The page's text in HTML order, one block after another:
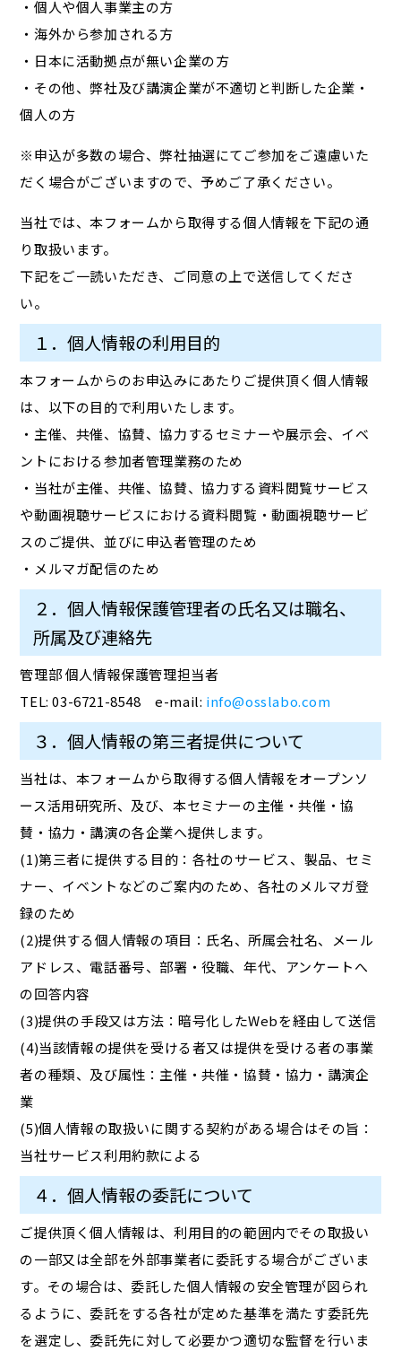
・個人や個人事業主の方
・海外から参加される方
・日本に活動拠点が無い企業の方
・その他、弊社及び講演企業が不適切と判断した企業・
個人の方
※申込が多数の場合、弊社抽選にてご参加をご遠慮いた
だく場合がございますので、予めご了承ください。
当社では、本フォームから取得する個人情報を下記の通
り取扱います。
下記をご一読いただき、ご同意の上で送信してくださ
い。
１．個人情報の利用目的
本フォームからのお申込みにあたりご提供頂く個人情報
は、以下の目的で利用いたします。
・主催、共催、協賛、協力するセミナーや展示会、イベ
ントにおける参加者管理業務のため
・当社が主催、共催、協賛、協力する資料閲覧サービス
や動画視聴サービスにおける資料閲覧・動画視聴サービ
スのご提供、並びに申込者管理のため
・メルマガ配信のため
２．個人情報保護管理者の氏名又は職名、
所属及び連絡先
管理部 個人情報保護管理担当者
TEL: 03-6721-8548 e-mail: info@osslabo.com
３．個人情報の第三者提供について
当社は、本フォームから取得する個人情報をオープンソ
ース活用研究所、及び、本セミナーの主催・共催・協
賛・協力・講演の各企業へ提供します。
(1)第三者に提供する目的：各社のサービス、製品、セミ
ナー、イベントなどのご案内のため、各社のメルマガ登
録のため
(2)提供する個人情報の項目：氏名、所属会社名、メール
アドレス、電話番号、部署・役職、年代、アンケートへ
の回答内容
(3)提供の手段又は方法：暗号化したWebを経由して送信
(4)当該情報の提供を受ける者又は提供を受ける者の事業
者の種類、及び属性：主催・共催・協賛・協力・講演企
業
(5)個人情報の取扱いに関する契約がある場合はその旨：
当社サービス利用約款による
４．個人情報の委託について
ご提供頂く個人情報は、利用目的の範囲内でその取扱い
の一部又は全部を外部事業者に委託する場合がございま
す。その場合は、委託した個人情報の安全管理が図られ
るように、委託をする各社が定めた基準を満たす委託先
を選定し、委託先に対して必要かつ適切な監督を行いま